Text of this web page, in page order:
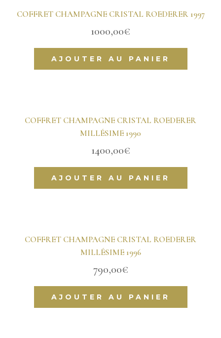
COFFRET CHAMPAGNE CRISTAL ROEDERER 1997
1000,00€
AJOUTER AU PANIER
COFFRET CHAMPAGNE CRISTAL ROEDERER
MILLÉSIME 1990
1400,00€
AJOUTER AU PANIER
COFFRET CHAMPAGNE CRISTAL ROEDERER
MILLÉSIME 1996
790,00€
AJOUTER AU PANIER